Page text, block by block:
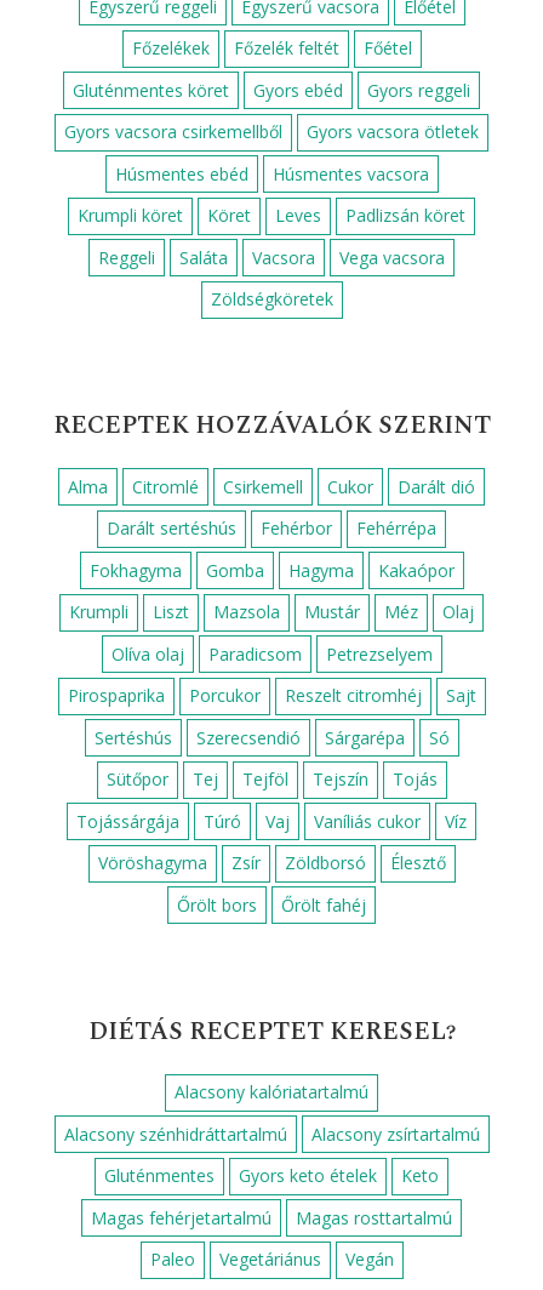
FOOD NETWORK KÖZÖNSÉGDÍJ
NYERTES RECEPT
RECEPTEK FOGÁS SZERINT
Cukkini köret Desszert Ebéd
Egyszerű ebéd
Egyszerű reggeli
Egyszerű vacsora
Előétel
Főzelékek
Főzelék feltét
Főétel
Gluténmentes köret
Gyors ebéd
Gyors reggeli
Gyors vacsora csirkemellből
Gyors vacsora ötletek
Húsmentes ebéd
Húsmentes vacsora
Krumpli köret
Köret Leves
Padlizsán köret
Reggeli
Saláta Vacsora
Vega vacsora
Zöldségköretek
Alma Citromlé Csirkemell Cukor
Darált dió
Darált sertéshús
Fehérbor
Fehérrépa
Fokhagyma
Gomba Hagyma
Kakaópor
Krumpli
Liszt Mazsola Mustár Méz
Olaj
Olíva olaj
Paradicsom Petrezselyem